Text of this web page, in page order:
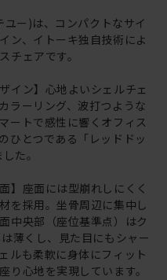
ー)は、コンパクトなサイ
ン、イトーキ独自技術によ
チェアです。
イン】心地よいシェルチェ
ラーリング、波打つような
ートで感性に響くオフィス
ひとつである「レッドドッ
た。
】座面には型崩れしにくく
を採用。坐骨周辺に集中し
中央部（座位基準点）はク
薄くし、見た目にもシャー
ルも柔軟に身体にフィット
り心地を実現しています。